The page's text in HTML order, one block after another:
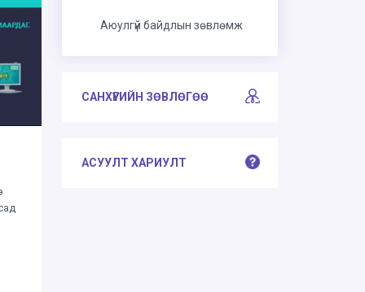
Аюулгүй байдлын зөвлөмж
САНХҮҮГИЙН ЗӨВЛӨГӨӨ
АСУУЛТ ХАРИУЛТ